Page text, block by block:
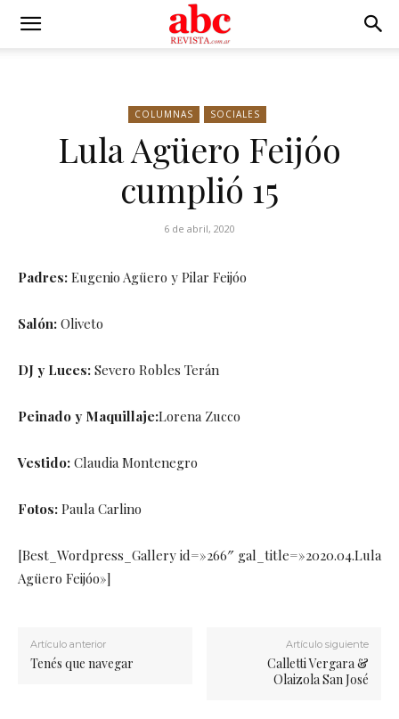
COLUMNAS SOCIALES
Lula Agüero Feijóo
cumplió 15
6 de abril, 2020
Padres: Eugenio Agüero y Pilar Feijóo
Salón: Oliveto
DJ y Luces: Severo Robles Terán
Peinado y Maquillaje:Lorena Zucco
Vestido: Claudia Montenegro
Fotos: Paula Carlino
[Best_Wordpress_Gallery id=»266″ gal_title=»2020.04.Lula
Agüero Feijóo»]
Artículo anterior
Tenés que navegar
Artículo siguiente
Calletti Vergara &
Olaizola San José